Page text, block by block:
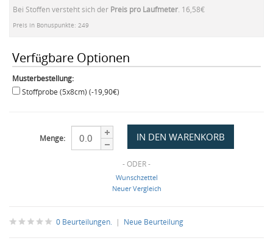
Bei Stoffen versteht sich der Preis pro Laufmeter. 16,58€
Preis in Bonuspunkte: 249
Verfügbare Optionen
Musterbestellung:
Stoffprobe (5x8cm) (-19,90€)
Menge:
- ODER -
Wunschzettel
Neuer Vergleich
0 Beurteilungen. | Neue Beurteilung